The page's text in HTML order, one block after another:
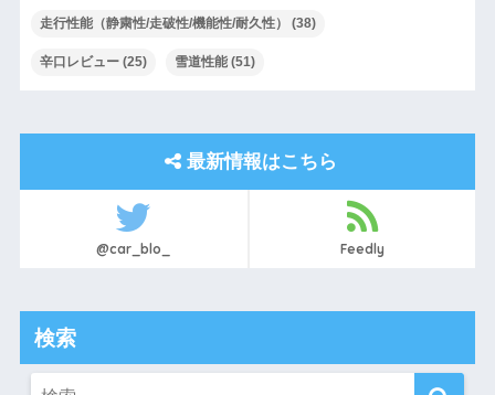
走行性能（静粛性/走破性/機能性/耐久性） (38)
辛口レビュー(25) 雪道性能(51)
最新情報はこちら
@car_blo_ Feedly
検索